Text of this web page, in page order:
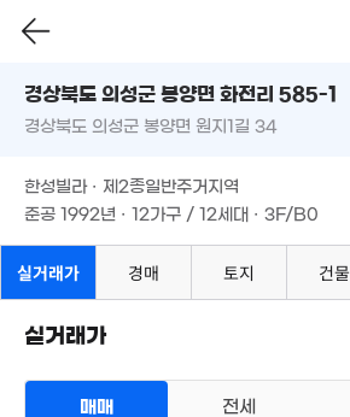
경상북도 의성군 봉양면 화전리 585-1
경상북도 의성군 봉양면 원지1길 34
한성빌라 · 제2종일반주거지역
준공 1992년 · 12가구 / 12세대 · 3F/B0
실거래가 경매 토지 건물
실거래가
매매 전세